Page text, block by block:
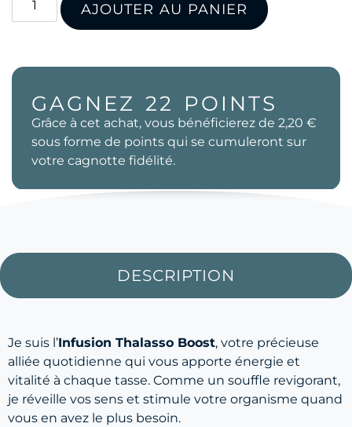
AJOUTER AU PANIER
GAGNEZ 22 POINTS
Grâce à cet achat, vous bénéficierez de 2,20 €
sous forme de points qui se cumuleront sur
votre cagnotte fidélité.
DESCRIPTION
Je suis l’Infusion Thalasso Boost, votre précieuse
alliée quotidienne qui vous apporte énergie et
vitalité à chaque tasse. Comme un souffle revigorant,
je réveille vos sens et stimule votre organisme quand
vous en avez le plus besoin.